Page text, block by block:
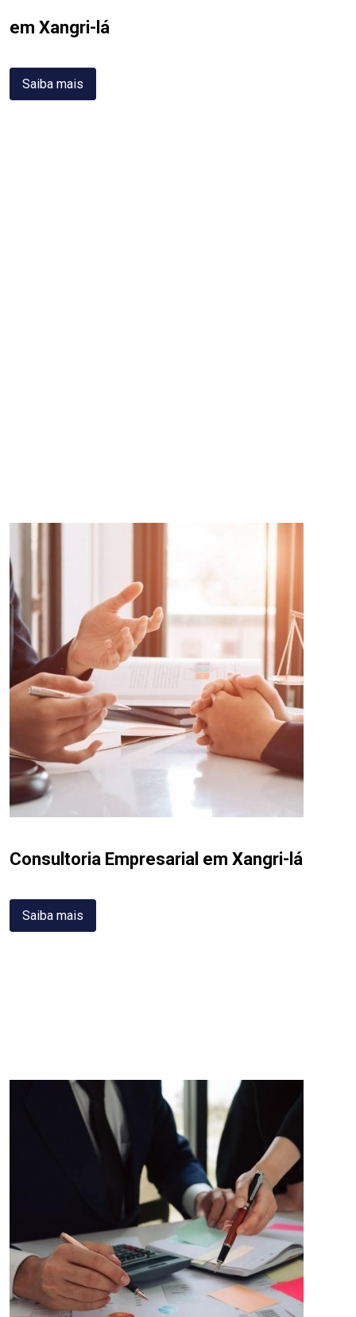
em Xangri-lá
Saiba mais
Consultoria Empresarial em Xangri-lá
Saiba mais